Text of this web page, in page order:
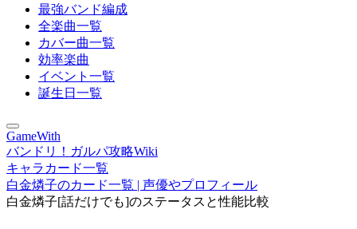
最強バンド編成
全楽曲一覧
カバー曲一覧
効率楽曲
イベント一覧
誕生日一覧
GameWith
バンドリ！ガルパ攻略Wiki
キャラカード一覧
白金燐子のカード一覧 | 声優やプロフィール
白金燐子[話だけでも]のステータスと性能比較